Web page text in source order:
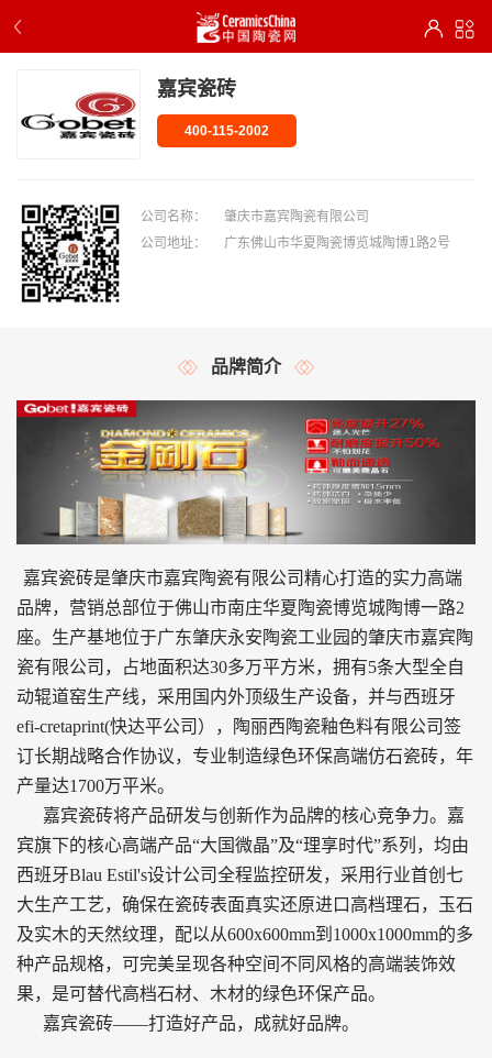
嘉宾瓷砖
400-115-2002
公司名称：
肇庆市嘉宾陶瓷有限公司
公司地址：
广东佛山市华夏陶瓷博览城陶博1路2号
品牌简介
嘉宾瓷砖是肇庆市嘉宾陶瓷有限公司精心打造的实力高端
品牌，营销总部位于佛山市南庄华夏陶瓷博览城陶博一路2
座。 生产基地位于广东肇庆永安陶瓷工业园的肇庆市嘉宾陶
瓷有限公司，占地面积达30多万平方米，拥有5条大型全自
动辊道窑生产线，采用国内外顶级生产设备，并与西班牙
efi-cretaprint(快达平公司），陶丽西陶瓷釉色料有限公司签
订长期战略合作协议，专业制造绿色环保高端仿石瓷砖，年
产量达1700万平米。
嘉宾瓷砖将产品研发与创新作为品牌的核心竞争力。嘉
宾旗下的核心高端产品“大国微晶”及“理享时代”系列，均由
西班牙Blau Estil's设计公司全程监控研发，采用行业首创七
大生产工艺，确保在瓷砖表面真实还原进口高档理石，玉石
及实木的天然纹理，配以从600x600mm到1000x1000mm的多
种产品规格，可完美呈现各种空间不同风格的高端装饰效
果，是可替代高档石材、木材的绿色环保产品。
嘉宾瓷砖——打造好产品，成就好品牌。